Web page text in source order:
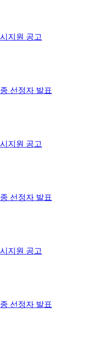
지원 공고
선정자 발표
지원 공고
선정자 발표
지원 공고
선정자 발표